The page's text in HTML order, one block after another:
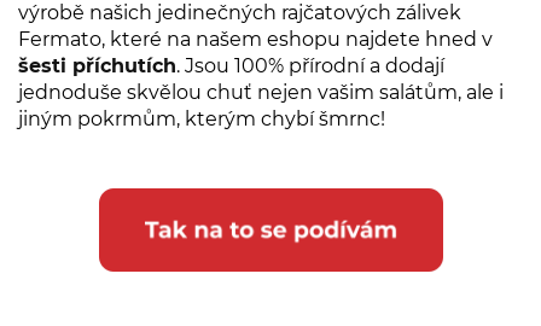
výrobě našich jedinečných rajčatových zálivek
Fermato, které na našem eshopu najdete hned v
šesti příchutích. Jsou 100% přírodní a dodají
jednoduše skvělou chuť nejen vašim salátům, ale i
jiným pokrmům, kterým chybí šmrnc!